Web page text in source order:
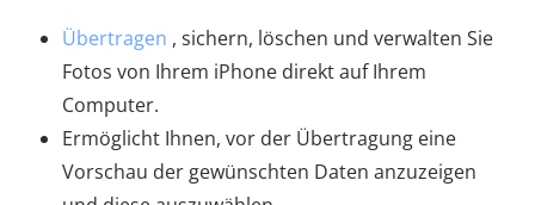
Übertragen , sichern, löschen und verwalten Sie
Fotos von Ihrem iPhone direkt auf Ihrem
Computer.
Ermöglicht Ihnen, vor der Übertragung eine
Vorschau der gewünschten Daten anzuzeigen